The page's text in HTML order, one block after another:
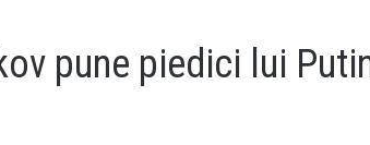
pune piedici lui